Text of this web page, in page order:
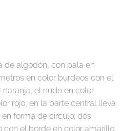
de algodón, con pala en
en color burdeos con el
el nudo en color
rojo, en la parte central lleva
forma de circulo; dos
el borde en color amarillo,